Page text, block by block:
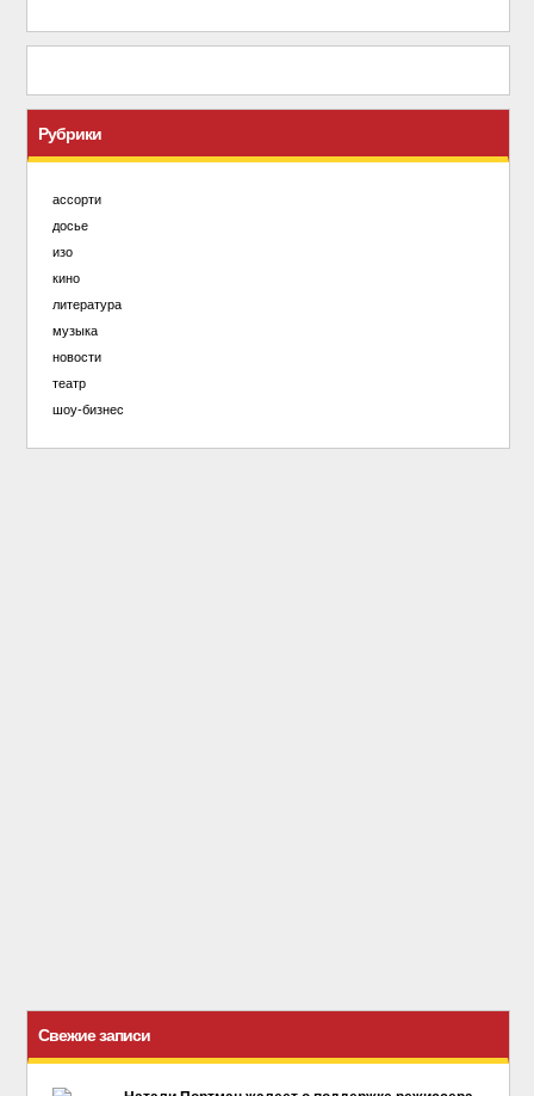
Рубрики
ассорти
досье
изо
кино
литература
музыка
новости
театр
шоу-бизнес
Свежие записи